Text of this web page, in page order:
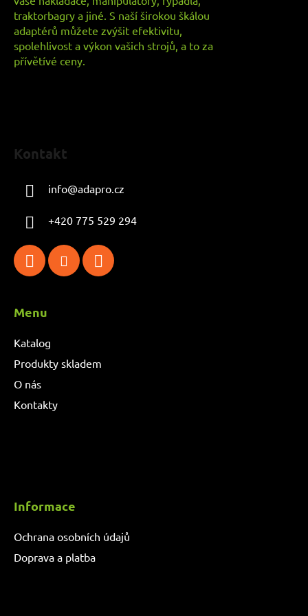
traktorbagry a jiné. S naší širokou škálou
adaptérů můžete zvýšit efektivitu,
spolehlivost a výkon vašich strojů, a to za
přívětívé ceny.
Kontakt
info@adapro.cz
+420 775 529 294
Menu
Katalog
Produkty skladem
O nás
Kontakty
Informace
Ochrana osobních údajů
Doprava a platba